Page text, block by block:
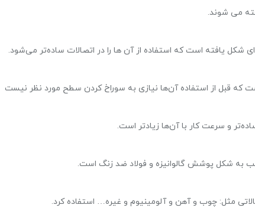
می شوند.
شکل یافته است که استفاده از آن ها را در اتصالات ساده‌تر می‌شود.
که قبل از استفاده آن‌ها نیازی به سوراخ کردن سطح مورد نظر نیست
و سرعت کار با آن‌ها زیادتر است.
به شکل پوشش گالوانیزه و فولاد ضد زنگ است.
مثل: چوب و آهن و آلومینیوم و غیره… استفاده کرد.